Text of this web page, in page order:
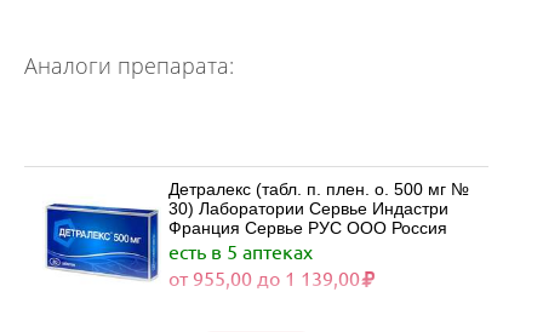
Аналоги препарата:
Детралекс (табл. п. плен. о. 500 мг №
30) Лаборатории Сервье Индастри
Франция Сервье РУС ООО Россия
есть в 5 аптеках
от 955,00 до 1 139,00